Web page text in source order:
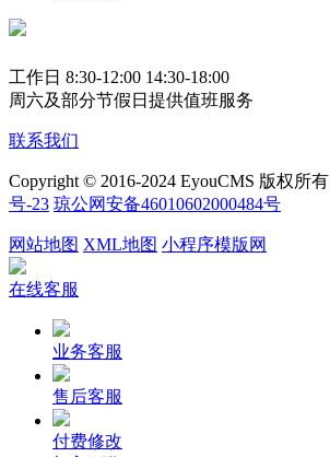
工作日 8:30-12:00 14:30-18:00
周六及部分节假日提供值班服务
联系我们
Copyright © 2016-2024 EyouCMS 版权所有
号-23 琼公网安备46010602000484号
网站地图 XML地图 小程序模版网
在线客服
业务客服
售后客服
付费修改